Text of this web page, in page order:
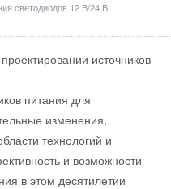
светодиодов 12 В/24 В
источников
питания для
изменения,
технологий и
и возможности
в этом десятилетии